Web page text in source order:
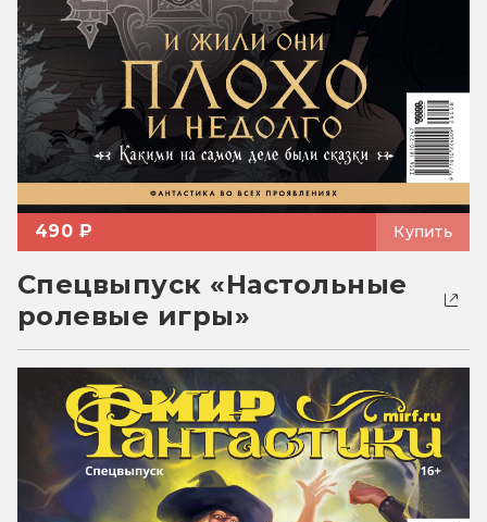
490 ₽ Купить
Спецвыпуск «Настольные
ролевые игры»